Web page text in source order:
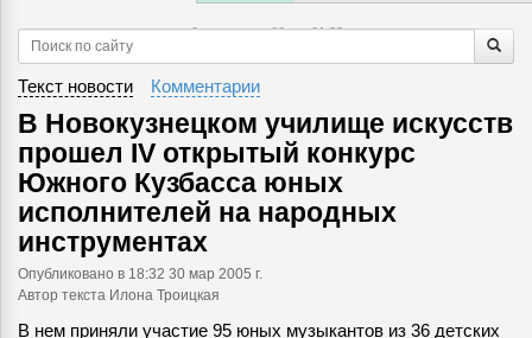
9 августа, суббота,01:32
Текст новости Комментарии
В Новокузнецком училище искусств
прошел IV открытый конкурс
Южного Кузбасса юных
исполнителей на народных
инструментах
Опубликовано в 18:32 30 мар 2005 г.
Автор текста Илона Троицкая
В нем приняли участие 95 юных музыкантов из 36 детских